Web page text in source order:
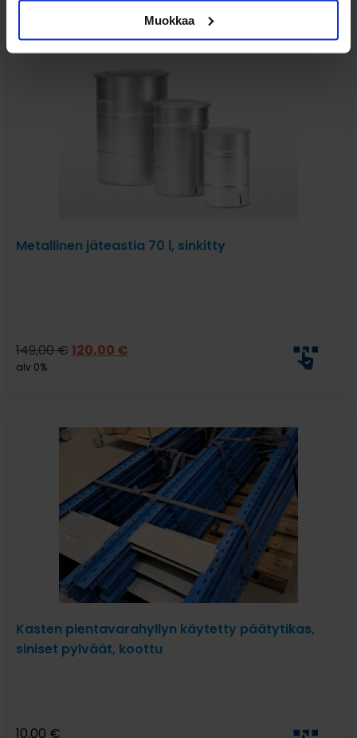
Muokkaa
Katso myös nämä
Metallinen jäteastia 70 l, sinkitty
149,00€120,00 €
alv 0%
Kasten pientavarahyllyn käytetty päätytikas,
siniset pylväät, koottu
10,00 €